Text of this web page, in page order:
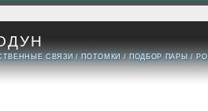
СВЯЗИ /ПОТОМКИ /ПОДБОР ПАРЫ /